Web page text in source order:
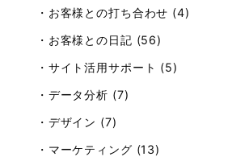
・お客様との打ち合わせ (4)
・お客様との日記 (56)
・サイト活用サポート (5)
・データ分析 (7)
・デザイン (7)
・マーケティング (13)